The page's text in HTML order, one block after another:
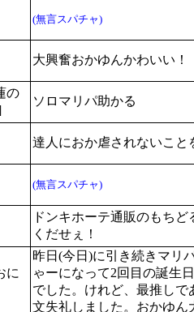
(無言スパチャ)
大興奮おかゆんかわいい！
の
ソロマリパ助かる
達人におか虐されないこと
(無言スパチャ)
ドンキホーテ通販のもち
くだせぇ！
に
昨日(今日)に引き続きマリ
ゃーになって2回目の誕生
でした。けれど、最推し
文失礼しました。おかゆん